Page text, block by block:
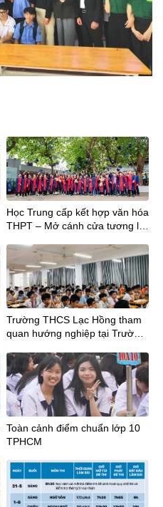
Học Trung cấp kết hợp văn hóa
THPT – Mở cánh cửa tương lai
Trường THCS Lạc Hồng tham
quan hướng nghiệp tại Trường
ghệ Hùng Vương
Toàn cảnh điểm chuẩn lớp 10
TPHCM